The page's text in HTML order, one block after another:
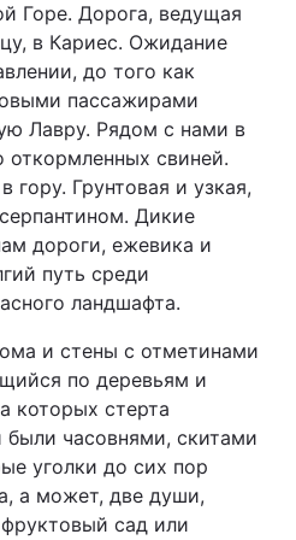
Горе. Дорога, ведущая
в Кариес. Ожидание
до того как
пассажирами
Лавру. Рядом с нами в
откормленных свиней.
гору. Грунтовая и узкая,
Дикие
дороги, ежевика и
путь среди
ландшафта.
и стены с отметинами
по деревьям и
которых стерта
часовнями, скитами
уголки до сих пор
а может, две души,
сад или